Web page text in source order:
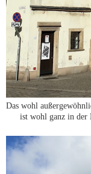
Das wohl
ist wohl ganz in der